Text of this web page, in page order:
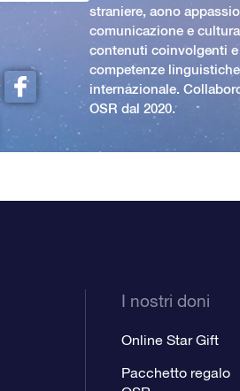
straniere, aono
comunicazione e
contenuti coinvolgenti
competenze
internazionale.
OSR dal 2020.
I nostri doni
Online Star Gift
Pacchetto regalo